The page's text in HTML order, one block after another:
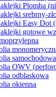
Plomba
srebrny-
Easy Dot
gotowe
samochodowa
OWV
odblaskowa
okienna